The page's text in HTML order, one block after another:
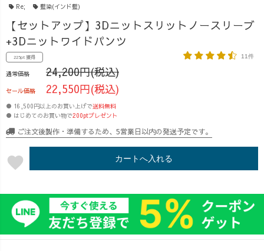
Re; 藍染(インド藍)
【セットアップ】3Dニットスリットノースリーブ
+3Dニットワイドパンツ
225pt 獲得 11件
通常価格 24,200円(税込)
セール価格 22,550円(税込)
● 16,500円以上のお買い上げで送料無料
● はじめてのお買い物で200ptプレゼント
ご注文後製作・準備するため、5営業日以内の発送予定です。
favorite カートへ入れる